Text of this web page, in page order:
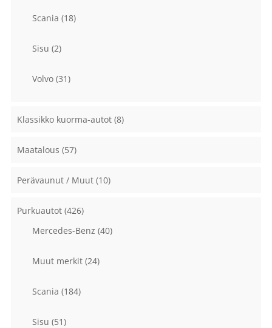
Scania (18)
Sisu (2)
Volvo (31)
Klassikko kuorma-autot (8)
Maatalous (57)
Perävaunut / Muut (10)
Purkuautot (426)
Mercedes-Benz (40)
Muut merkit (24)
Scania (184)
Sisu (51)